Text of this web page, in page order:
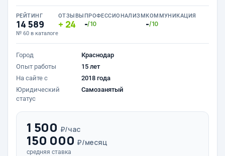
РЕЙТИНГ
14 589
№ 60 в каталоге
ОТЗЫВЫ
24
ПРОФЕССИОНАЛИЗМ
-/10
КОММУНИКАЦИЯ
-/10
Город
Краснодар
Опыт работы
15 лет
На сайте с
2018 года
Юридический
статус
Самозанятый
1 500 ₽/час
150 000 ₽/месяц
средняя ставка